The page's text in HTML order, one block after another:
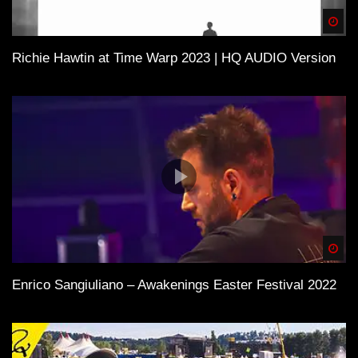
Richie Hawtin at Time Warp 2023 | HQ AUDIO Version
Enrico Sangiuliano – Awakenings Easter Festival 2022